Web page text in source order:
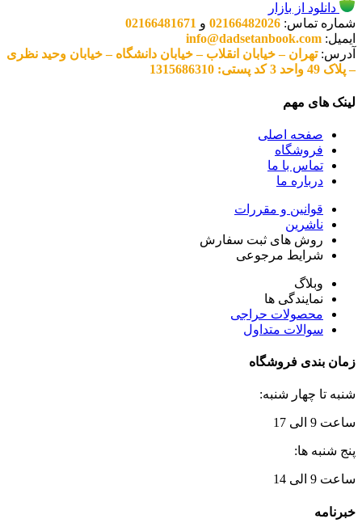
دانلود از بازار
شماره تماس: 02166482026 و 02166481671
ایمیل: info@dadsetanbook.com
آدرس:تهران – خیابان انقلاب – خیابان دانشگاه – خیابان وحید نظری
– پلاک 49 واحد 3 کد پستی: 1315686310
لینک های مهم
صفحه اصلی
فروشگاه
تماس با ما
درباره ما
قوانین و مقررات
ناشرین
روش های ثبت سفارش
شرایط مرجوعی
وبلاگ
نمایندگی ها
محصولات حراجی
سوالات متداول
زمان بندی فروشگاه
شنبه تا چهار شنبه:
ساعت 9 الی 17
پنج شنبه ها:
ساعت 9 الی 14
خبرنامه